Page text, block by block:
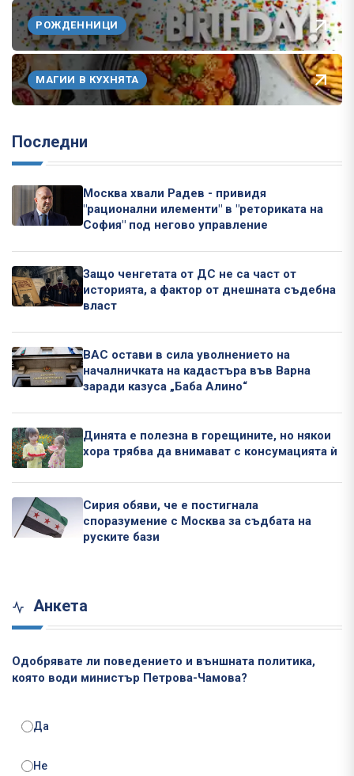
РОЖДЕННИЦИ
МАГИИ В КУХНЯТА
Последни
Москва хвали Радев - привидя
"рационални илементи" в "реториката на
София" под негово управление
Защо ченгетата от ДС не са част от
историята, а фактор от днешната съдебна
власт
ВАС остави в сила уволнението на
началничката на кадастъра във Варна
заради казуса „Баба Алино“
Динята е полезна в горещините, но някои
хора трябва да внимават с консумацията ѝ
Сирия обяви, че е постигнала
споразумение с Москва за съдбата на
руските бази
Анкета
Одобрявате ли поведението и външната политика,
която води министър Петрова-Чамова?
Да
Не